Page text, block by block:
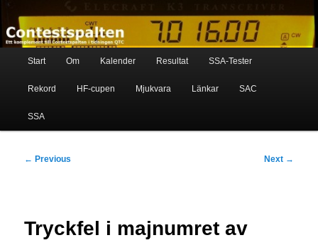
Skip
primary
content
Contestspalten
Start Om Kalender Resultat SSA-Tester
Rekord HF-cupen Mjukvara Länkar SAC
SSA
Post
← Previous Next →
Tryckfel i majnumret av